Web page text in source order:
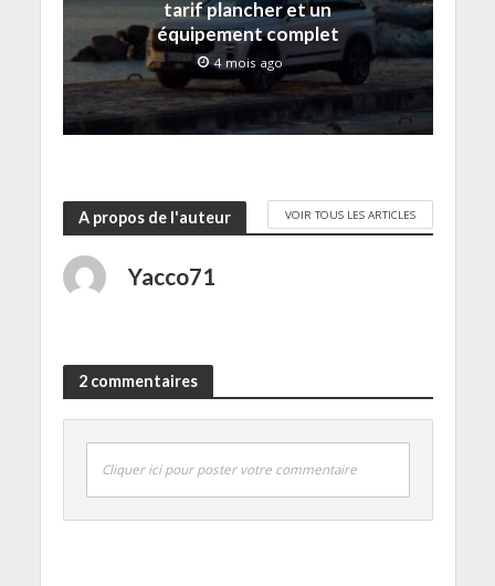
n
ê
r
e
)
tarif plancher et un
équipement complet
4 mois ago
A propos de l'auteur VOIR TOUS LES ARTICLES
Yacco71
2 commentaires
Cliquer ici pour poster votre commentaire